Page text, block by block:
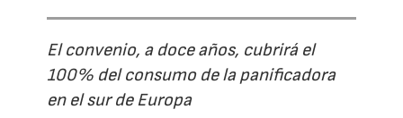
El convenio, a doce años, cubrirá el
100% del consumo de la panificadora
en el sur de Europa